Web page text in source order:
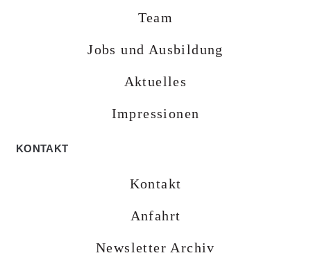
Team
Jobs und Ausbildung
Aktuelles
Impressionen
KONTAKT
Kontakt
Anfahrt
Newsletter Archiv